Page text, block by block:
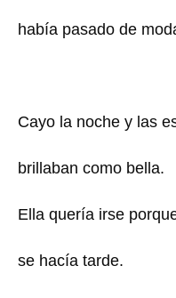
había pasado de
Cayo la noche y las
brillaban como bella.
Ella quería irse
se hacía tarde.